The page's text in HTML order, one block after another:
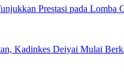
Prestasi pada Lomba
Kadinkes Deiyai Mulai